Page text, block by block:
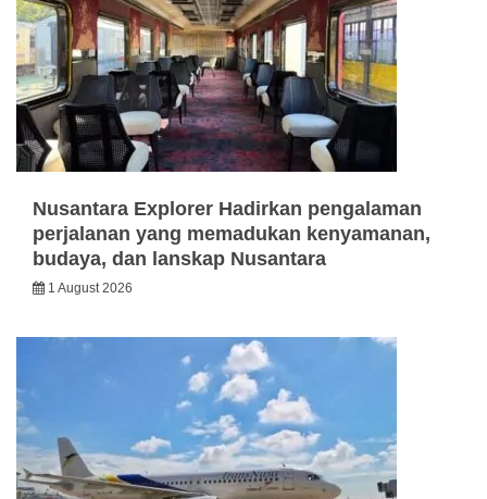
Nusantara Explorer Hadirkan pengalaman
perjalanan yang memadukan kenyamanan,
budaya, dan lanskap Nusantara
1 August 2026